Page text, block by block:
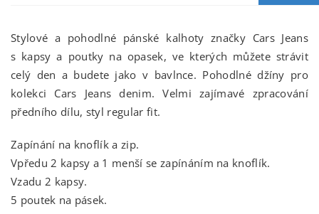
Stylové a pohodlné pánské kalhoty značky Cars Jeans
s kapsy a poutky na opasek, ve kterých můžete strávit
celý den a budete jako v bavlnce. Pohodlné džíny pro
kolekci Cars Jeans denim. Velmi zajímavé zpracování
předního dílu, styl regular fit.
Zapínání na knoflík a zip.
Vpředu 2 kapsy a 1 menší se zapínáním na knoflík.
Vzadu 2 kapsy.
5 poutek na pásek.